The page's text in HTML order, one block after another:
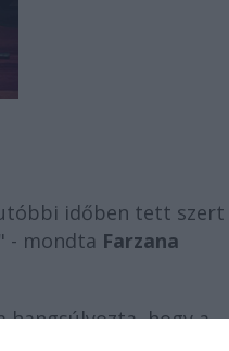
időben tett szert
- mondta Farzana
hangsúlyozta, hogy a